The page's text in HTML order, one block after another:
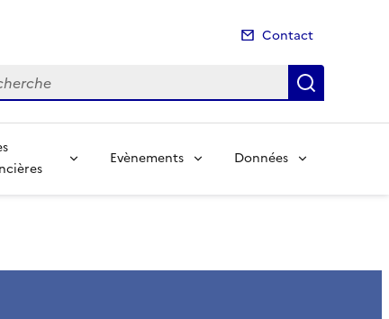
Contact
Evènements Données